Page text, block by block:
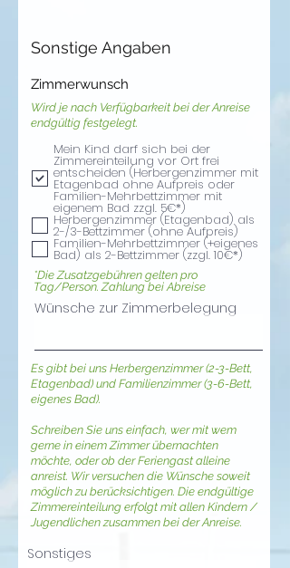
Sonstige Angaben
Zimmerwunsch
Wird je nach Verfügbarkeit bei der Anreise
endgültig festgelegt.
Mein Kind darf sich bei der
Zimmereinteilung vor Ort frei
entscheiden (Herbergenzimmer mit
Etagenbad ohne Aufpreis oder
Familien-Mehrbettzimmer mit
eigenem Bad zzgl. 5€*)
Herbergenzimmer (Etagenbad) als
2-/3-Bettzimmer (ohne Aufpreis)
Familien-Mehrbettzimmer (+eigenes
Bad) als 2-Bettzimmer (zzgl. 10€*)
*Die Zusatzgebühren gelten pro
Tag/Person. Zahlung bei Abreise
Wünsche zur Zimmerbelegung
Es gibt bei uns Herbergenzimmer (2-3-Bett,
Etagenbad) und Familienzimmer (3-6-Bett,
eigenes Bad).
Schreiben Sie uns einfach, wer mit wem
gerne in einem Zimmer übernachten
möchte, oder ob der Feriengast alleine
anreist. Wir versuchen die Wünsche soweit
möglich zu berücksichtigen. Die endgültige
Zimmereinteilung erfolgt mit allen Kindern /
Jugendlichen zusammen bei der Anreise.
Sonstiges